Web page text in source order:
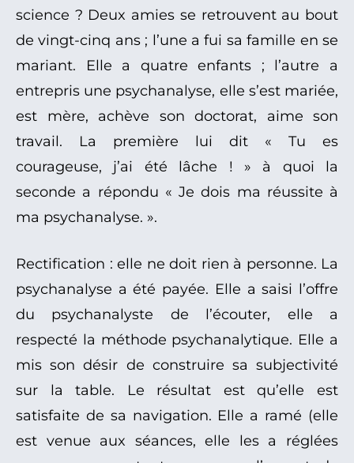
science ? Deux amies se retrouvent au bout
de vingt-cinq ans ; l’une a fui sa famille en se
mariant. Elle a quatre enfants ; l’autre a
entrepris une psychanalyse, elle s’est mariée,
est mère, achève son doctorat, aime son
travail. La première lui dit « Tu es
courageuse, j’ai été lâche ! » à quoi la
seconde a répondu « Je dois ma réussite à
ma psychanalyse. ».
Rectification : elle ne doit rien à personne. La
psychanalyse a été payée. Elle a saisi l’offre
du psychanalyste de l’écouter, elle a
respecté la méthode psychanalytique. Elle a
mis son désir de construire sa subjectivité
sur la table. Le résultat est qu’elle est
satisfaite de sa navigation. Elle a ramé (elle
est venue aux séances, elle les a réglées